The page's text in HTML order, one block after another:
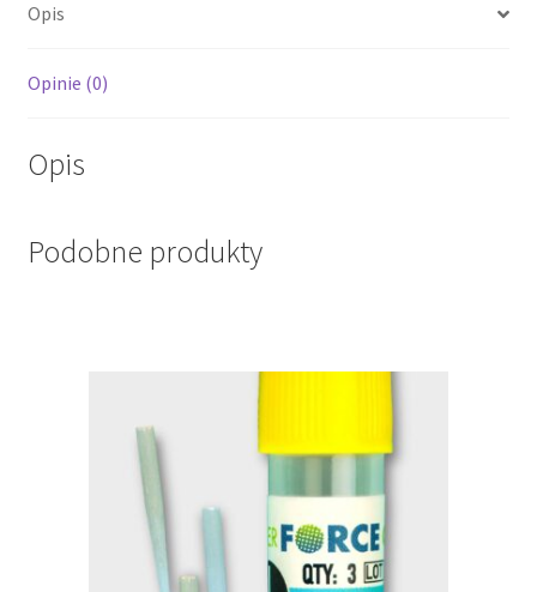
Opis
Opinie (0)
Opis
Podobne produkty